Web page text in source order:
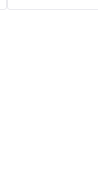
ratings.NaN